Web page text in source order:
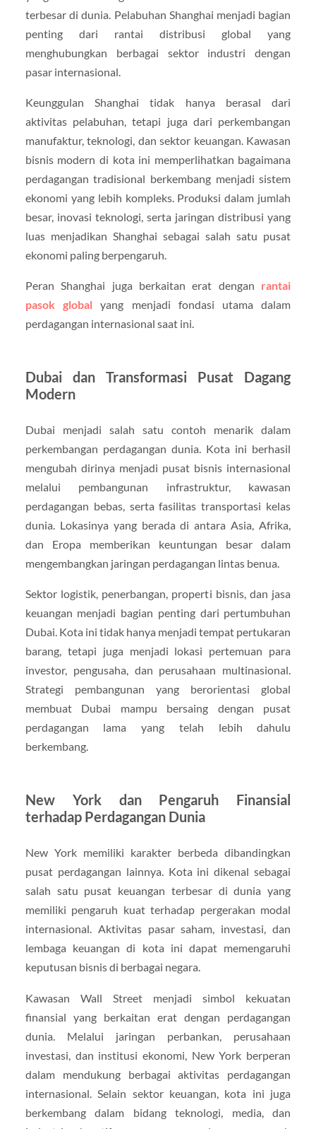
terbesar di dunia. Pelabuhan Shanghai menjadi bagian
penting dari rantai distribusi global yang
menghubungkan berbagai sektor industri dengan
pasar internasional.
Keunggulan Shanghai tidak hanya berasal dari
aktivitas pelabuhan, tetapi juga dari perkembangan
manufaktur, teknologi, dan sektor keuangan. Kawasan
bisnis modern di kota ini memperlihatkan bagaimana
perdagangan tradisional berkembang menjadi sistem
ekonomi yang lebih kompleks. Produksi dalam jumlah
besar, inovasi teknologi, serta jaringan distribusi yang
luas menjadikan Shanghai sebagai salah satu pusat
ekonomi paling berpengaruh.
Peran Shanghai juga berkaitan erat dengan rantai
pasok global yang menjadi fondasi utama dalam
perdagangan internasional saat ini.
Dubai dan Transformasi Pusat Dagang
Modern
Dubai menjadi salah satu contoh menarik dalam
perkembangan perdagangan dunia. Kota ini berhasil
mengubah dirinya menjadi pusat bisnis internasional
melalui pembangunan infrastruktur, kawasan
perdagangan bebas, serta fasilitas transportasi kelas
dunia. Lokasinya yang berada di antara Asia, Afrika,
dan Eropa memberikan keuntungan besar dalam
mengembangkan jaringan perdagangan lintas benua.
Sektor logistik, penerbangan, properti bisnis, dan jasa
keuangan menjadi bagian penting dari pertumbuhan
Dubai. Kota ini tidak hanya menjadi tempat pertukaran
barang, tetapi juga menjadi lokasi pertemuan para
investor, pengusaha, dan perusahaan multinasional.
Strategi pembangunan yang berorientasi global
membuat Dubai mampu bersaing dengan pusat
perdagangan lama yang telah lebih dahulu
berkembang.
New York dan Pengaruh Finansial
terhadap Perdagangan Dunia
New York memiliki karakter berbeda dibandingkan
pusat perdagangan lainnya. Kota ini dikenal sebagai
salah satu pusat keuangan terbesar di dunia yang
memiliki pengaruh kuat terhadap pergerakan modal
internasional. Aktivitas pasar saham, investasi, dan
lembaga keuangan di kota ini dapat memengaruhi
keputusan bisnis di berbagai negara.
Kawasan Wall Street menjadi simbol kekuatan
finansial yang berkaitan erat dengan perdagangan
dunia. Melalui jaringan perbankan, perusahaan
investasi, dan institusi ekonomi, New York berperan
dalam mendukung berbagai aktivitas perdagangan
internasional. Selain sektor keuangan, kota ini juga
berkembang dalam bidang teknologi, media, dan